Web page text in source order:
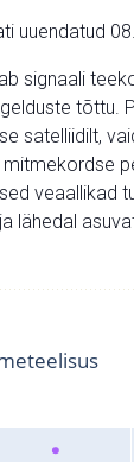
uuendatud
signaali
tõttu.
satelliidilt,
veaallikad
lähedal